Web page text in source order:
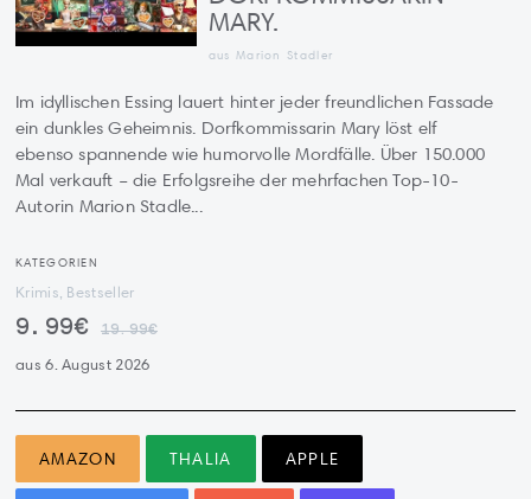
MARY.
aus Marion Stadler
Im idyllischen Essing lauert hinter jeder freundlichen Fassade
ein dunkles Geheimnis. Dorfkommissarin Mary löst elf
ebenso spannende wie humorvolle Mordfälle. Über 150.000
Mal verkauft – die Erfolgsreihe der mehrfachen Top-10-
Autorin Marion Stadle...
KATEGORIEN
Krimis, Bestseller
9.99€ 19.99€
aus 6. August 2026
AMAZON THALIA APPLE